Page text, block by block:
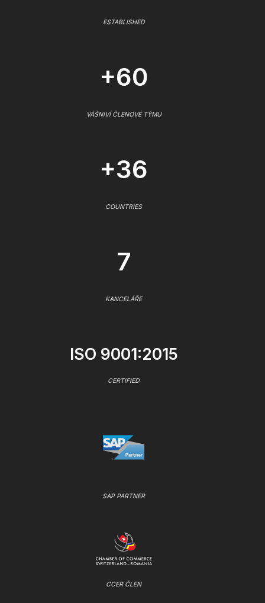
ESTABLISHED
+60
VÁŠNIVÍ ČLENOVÉ TÝMU
+36
COUNTRIES
7
KANCELÁŘE
ISO 9001:2015
CERTIFIED
SAP PARTNER
CCER ČLEN